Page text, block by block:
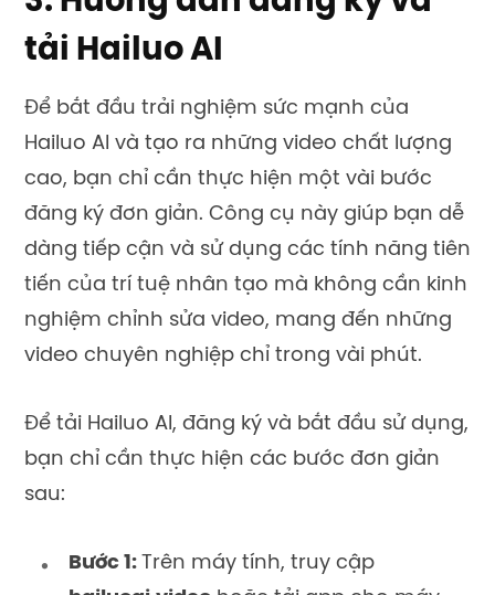
tải Hailuo AI
Để bắt đầu trải nghiệm sức mạnh của
Hailuo AI và tạo ra những video chất lượng
cao, bạn chỉ cần thực hiện một vài bước
đăng ký đơn giản. Công cụ này giúp bạn dễ
dàng tiếp cận và sử dụng các tính năng tiên
tiến của trí tuệ nhân tạo mà không cần kinh
nghiệm chỉnh sửa video, mang đến những
video chuyên nghiệp chỉ trong vài phút.
Để tải Hailuo AI, đăng ký và bắt đầu sử dụng,
bạn chỉ cần thực hiện các bước đơn giản
sau:
Bước 1: Trên máy tính, truy cập